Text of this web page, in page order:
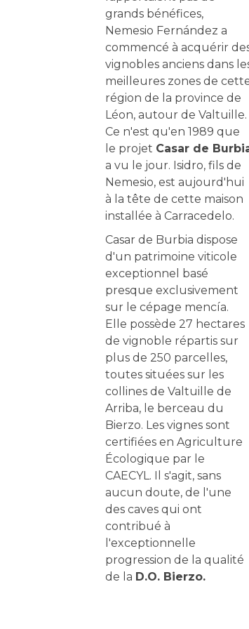
grands bénéfices,
Nemesio Fernández a
commencé à acquérir
vignobles anciens dans
meilleures zones de
région de la province de
Léon, autour de Valtuille.
Ce n'est qu'en 1989 que
le projet Casar de
a vu le jour. Isidro, fils de
Nemesio, est aujourd'hui
à la tête de cette maison
installée à Carracedelo.
Casar de Burbia dispose
d'un patrimoine viticole
exceptionnel basé
presque exclusivement
sur le cépage mencía.
Elle possède 27 hectares
de vignoble répartis sur
plus de 250 parcelles,
toutes situées sur les
collines de Valtuille de
Arriba, le berceau du
Bierzo. Les vignes sont
certifiées en Agriculture
Écologique par le
CAECYL. Il s'agit, sans
aucun doute, de l'une
des caves qui ont
contribué à
l'exceptionnelle
progression de la qualité
de la D.O. Bierzo.